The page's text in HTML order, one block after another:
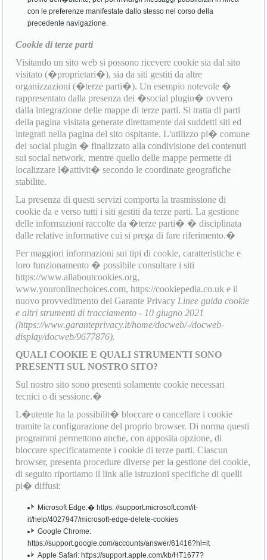
con le preferenze manifestate dallo stesso nel corso della
precedente navigazione.
Cookie di terze parti
Visitando un sito web si possono ricevere cookie sia dal sito
visitato (�proprietari�), sia da siti gestiti da altre
organizzazioni (�terze parti�). Un esempio notevole �
rappresentato dalla presenza dei �social plugin� ovvero
dalla integrazione delle mappe di terze parti. Si tratta di parti
della pagina visitata generate direttamente dai suddetti siti ed
integrati nella pagina del sito ospitante. L'utilizzo pi� comune
dei social plugin � finalizzato alla condivisione dei contenuti
sui social network, mentre quello delle mappe permette di
localizzare l�attivit� secondo le coordinate geografiche
stabilite.
La presenza di questi servizi comporta la trasmissione di
cookie da e verso tutti i siti gestiti da terze parti. La gestione
delle informazioni raccolte da �terze parti� � disciplinata
dalle relative informative cui si prega di fare riferimento.�
Per maggiori informazioni sui tipi di cookie, caratteristiche e
loro funzionamento � possibile consultare i siti
https://www.allaboutcookies.org,
www.youronlinechoices.com, https://cookiepedia.co.uk e il
nuovo provvedimento del Garante Privacy Linee guida cookie
e altri strumenti di tracciamento - 10 giugno 2021
(https://www.garanteprivacy.it/home/docweb/-/docweb-
display/docweb/9677876).
QUALI COOKIE E QUALI STRUMENTI SONO
PRESENTI SUL NOSTRO SITO?
Sul nostro sito sono presenti solamente cookie necessari
tecnici o di sessione.�
L�utente ha la possibilit� bloccare o cancellare i cookie
tramite la configurazione del proprio browser. Di norma questi
programmi permettono anche, con apposita opzione, di
bloccare specificatamente i cookie di terze parti. Ciascun
browser, presenta procedure diverse per la gestione dei cookie,
di seguito riportiamo il link alle istruzioni specifiche di quelli
pi� diffusi:
Microsoft Edge:� https: //support.microsoft.com/it-
it/help/4027947/microsoft-edge-delete-cookies
Google Chrome:
https://support.google.com/accounts/answer/61416?hl=it
Apple Safari: https://support.apple.com/kb/HT1677?